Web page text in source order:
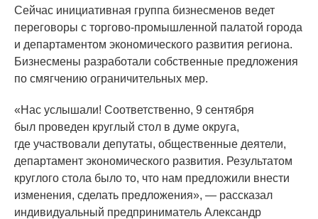
Сейчас инициативная группа бизнесменов ведет
переговоры с торгово-промышленной палатой города
и департаментом экономического развития региона.
Бизнесмены разработали собственные предложения
по смягчению ограничительных мер.
«Нас услышали! Соответственно, 9 сентября
был проведен круглый стол в думе округа,
где участвовали депутаты, общественные деятели,
департамент экономического развития. Результатом
круглого стола было то, что нам предложили внести
изменения, сделать предложения», — рассказал
индивидуальный предприниматель Александр